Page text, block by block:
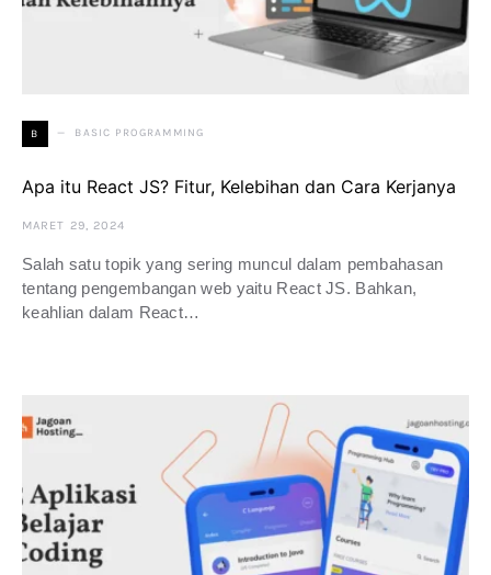
B BASIC PROGRAMMING
Apa itu React JS? Fitur, Kelebihan dan Cara Kerjanya
MARET 29, 2024
Salah satu topik yang sering muncul dalam pembahasan
tentang pengembangan web yaitu React JS. Bahkan,
keahlian dalam React…